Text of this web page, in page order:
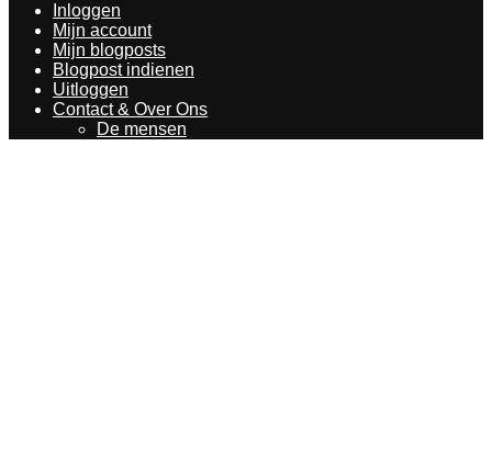
Inloggen
Mijn account
Mijn blogposts
Blogpost indienen
Uitloggen
Contact & Over Ons
De mensen